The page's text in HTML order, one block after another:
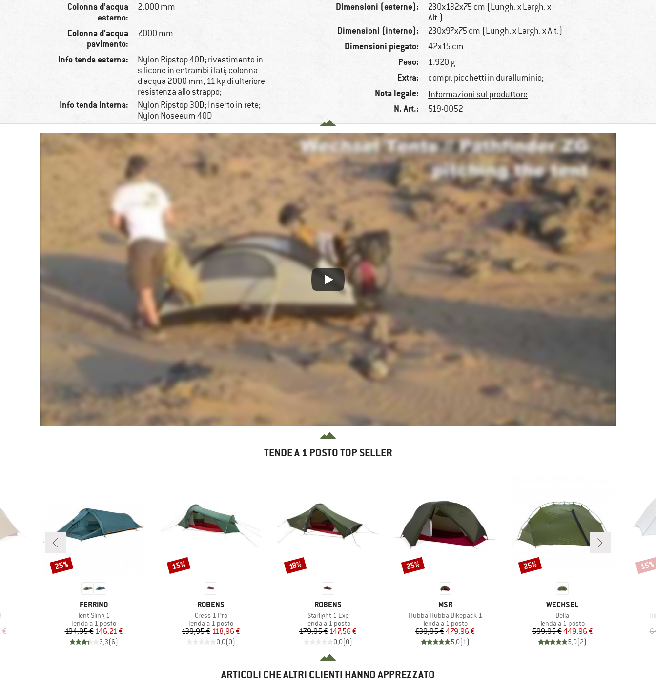
Colonna d’acqua
esterno:
2.000 mm
Colonna d’acqua
pavimento:
7.000 mm
Info tenda esterna:
Nylon Ripstop 40D; rivestimento in
silicone in entrambi i lati; colonna
d'acqua 2000 mm; 11 kg di ulteriore
resistenza allo strappo;
Info tenda interna:
Nylon Ripstop 30D; Inserto in rete;
Nylon Noseeum 40D
Dimensioni (esterne):
230x132x75 cm (Lungh. x Largh. x
Alt.)
Dimensioni (interno): 230x97x75 cm (Lungh. x Largh. x Alt.)
Dimensioni piegato: 42x15 cm
Peso: 1.920 g
Extra: compr. picchetti in duralluminio;
Nota legale: Informazioni sul produttore
N. Art.: 519-0052
TENDE A 1 POSTO TOP SELLER
€
MARCHIO
FERRINO
Articolo
Tent Sling 1
Gruppo di prodotti
Tenda a 1 posto
Prezzo
194,95 €Prezzo ridotto
146,21 €
3,3(6)
Sconto
25%
MARCHIO
ROBENS
Articolo
Cress 1 Pro
Gruppo di prodotti
Tenda a 1 posto
Prezzo
139,95 €Prezzo ridotto
118,96 €
0,0(0)
Sconto
15%
MARCHIO
ROBENS
Articolo
Starlight 1 Exp
Gruppo di prodotti
Tenda a 1 posto
Prezzo
179,95 €Prezzo ridotto
147,56 €
0,0(0)
Sconto
18%
MARCHIO
MSR
Articolo
Hubba Hubba Bikepack 1
Gruppo di prodotti
Tenda a 1 posto
Prezzo
639,95 €Prezzo ridotto
479,96 €
5,0(1)
Sconto
25%
MARCHIO
WECHSEL
Articolo
Bella
Gruppo di prodotti
Tenda a 1 posto
Prezzo
599,95 €Prezzo ridotto
449,96 €
5,0(2)
Sconto
25% 15%
ARTICOLI CHE ALTRI CLIENTI HANNO APPREZZATO